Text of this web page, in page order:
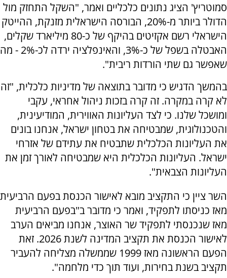
סמוטריץ' הציג נתונים כלכליים ואמר, "השקל התחזק מול
הדולר ביותר מ-20%, הבורסה הישראלית מזנקת, ההייטק
הישראלי רשם אקזיטים בהיקף של כ-80 מיליארד שקלים,
האבטלה בשפל של כ-3%, והאינפלציה ירדה לכ-2% - מה
שאפשר גם שתי הורדות ריבית".
בהמשך הדגיש כי מדובר בתוצאה של מדיניות כלכלית, "זה
לא קרה במקרה. זה קרה בזכות ניהול אחראי, עקבי
ומושכל שלנו. כי לצד העליונות האווירית, המודיעינית,
והטכנולוגית, שמבטיחה את בטחון ישראל, אנחנו בונים
את העליונות הכלכלית שתבטיח את עתידם של אזרחי
ישראל. העליונות הכלכלית היא שמבטיחה לאורך זמן את
העליונות הצבאית".
השר ציין כי התקציב מובא לאישור הכנסת בפעם הרביעית
מאז כניסתו לתפקיד, ואמר כי מדובר ב"בפעם הרביעית
מאז שנכנסתי לתפקיד שר האוצר, אנחנו מביאים הערב
לאישור הכנסת את תקציב המדינה לשנת 2026. זאת
הפעם הראשונה מאז 1999 שממשלה מצליחה להעביר
תקציב בשנת בחירות, ועוד תוך כדי מלחמה".